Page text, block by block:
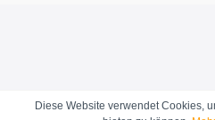
Diese Website verwendet Cookies,